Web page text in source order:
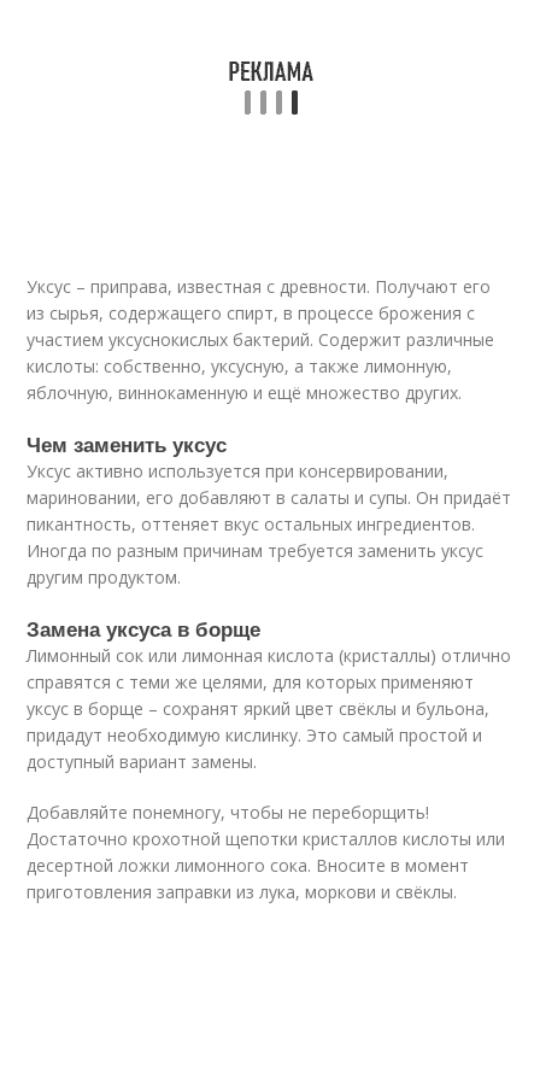
Уксус – приправа, известная с древности. Получают его
из сырья, содержащего спирт, в процессе брожения с
участием уксуснокислых бактерий. Содержит различные
кислоты: собственно, уксусную, а также лимонную,
яблочную, виннокаменную и ещё множество других.
Чем заменить уксус
Уксус активно используется при консервировании,
мариновании, его добавляют в салаты и супы. Он придаёт
пикантность, оттеняет вкус остальных ингредиентов.
Иногда по разным причинам требуется заменить уксус
другим продуктом.
Замена уксуса в борще
Лимонный сок или лимонная кислота (кристаллы) отлично
справятся с теми же целями, для которых применяют
уксус в борще – сохранят яркий цвет свёклы и бульона,
придадут необходимую кислинку. Это самый простой и
доступный вариант замены.
Добавляйте понемногу, чтобы не переборщить!
Достаточно крохотной щепотки кристаллов кислоты или
десертной ложки лимонного сока. Вносите в момент
приготовления заправки из лука, моркови и свёклы.